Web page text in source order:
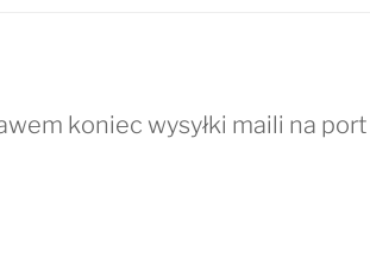
koniec wysyłki maili na port